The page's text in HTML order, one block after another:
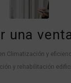
una
Climatización y
y rehabilitación